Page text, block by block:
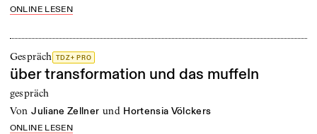
ONLINE LESEN
Gespräch TDZ+ PRO
über transformation und das muffeln
gespräch
von Juliane Zellner und Hortensia Völckers
ONLINE LESEN